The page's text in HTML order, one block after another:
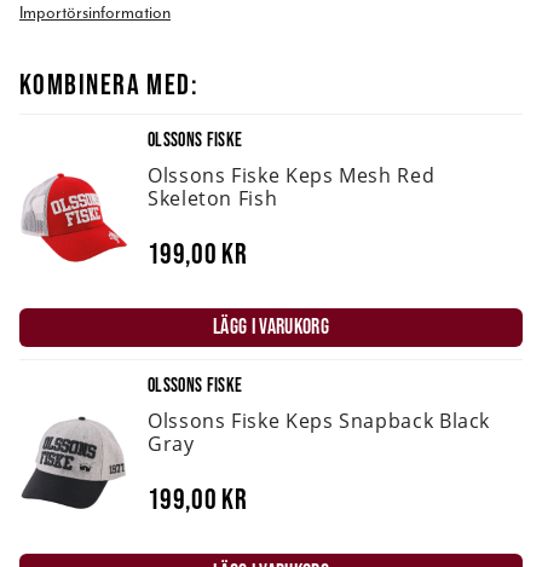
Importörsinformation
KOMBINERA MED:
OLSSONS FISKE
Olssons Fiske Keps Mesh Red
Skeleton Fish
199,00 kr
LÄGG I VARUKORG
OLSSONS FISKE
Olssons Fiske Keps Snapback Black
Gray
199,00 kr